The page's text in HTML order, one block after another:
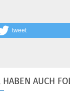
tweet
AUCH